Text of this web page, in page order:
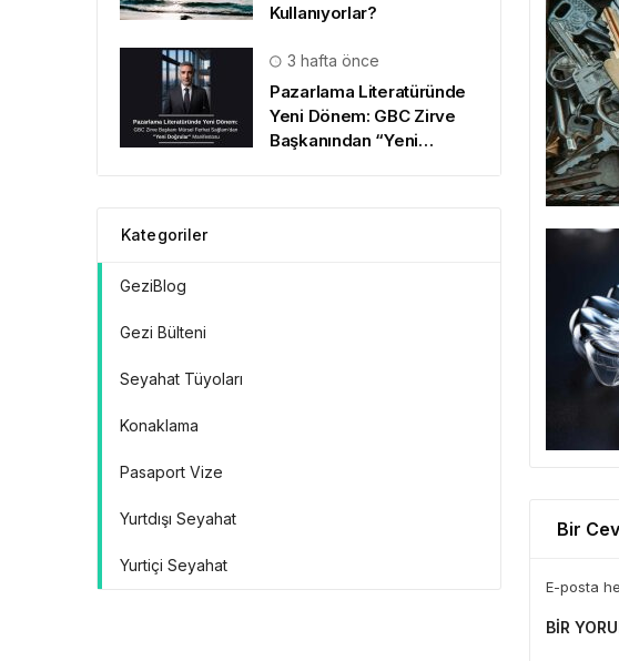
Bir
E-posta
BIR
Kullanıyorlar?
3 hafta önce
Pazarlama Literatüründe
Yeni Dönem: GBC Zirve
Başkanından “Yeni
Kategoriler
GeziBlog
Gezi Bülteni
Seyahat Tüyoları
Konaklama
Pasaport Vize
Yurtdışı Seyahat
Yurtiçi Seyahat